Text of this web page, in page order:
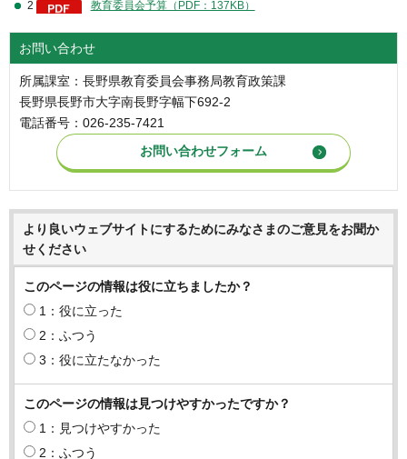
2
教育委員会予算（PDF：137KB）
お問い合わせ
所属課室：長野県教育委員会事務局教育政策課
長野県長野市大字南長野字幅下692-2
電話番号：026-235-7421
より良いウェブサイトにするためにみなさまのご意見をお聞か
せください
このページの情報は役に立ちましたか？
1：役に立った
2：ふつう
3：役に立たなかった
このページの情報は見つけやすかったですか？
1：見つけやすかった
2：ふつう